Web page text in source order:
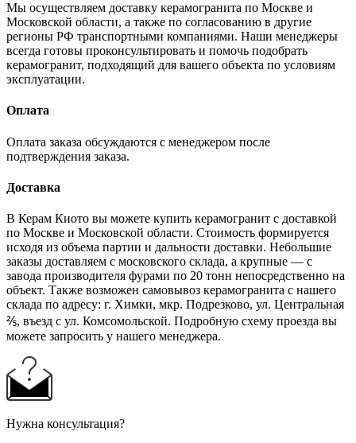
Мы осуществляем доставку керамогранита по Москве и
Московской области, а также по согласованию в другие
регионы РФ транспортными компаниями. Наши менеджеры
всегда готовы проконсультировать и помочь подобрать
керамогранит, подходящий для вашего объекта по условиям
эксплуатации.
Оплата
Оплата заказа обсуждаются с менеджером после
подтверждения заказа.
Доставка
В Керам Киото вы можете купить керамогранит с доставкой
по Москве и Московской области. Стоимость формируется
исходя из объема партии и дальности доставки. Небольшие
заказы доставляем с московского склада, а крупные — с
завода производителя фурами по 20 тонн непосредственно на
объект. Также возможен самовывоз керамогранита с нашего
склада по адресу: г. Химки, мкр. Подрезково, ул. Центральная
⅖, въезд с ул. Комсомольской. Подробную схему проезда вы
можете запросить у нашего менеджера.
Нужна консультация?